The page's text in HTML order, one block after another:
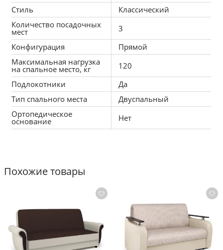
Стиль
Классический
Количество посадочных
мест
3
Конфигурация
Прямой
Максимальная нагрузка
на спальное место, кг
120
Подлокотники
Да
Тип спального места
Двуспальный
Ортопедическое
основание Нет
Похожие товары